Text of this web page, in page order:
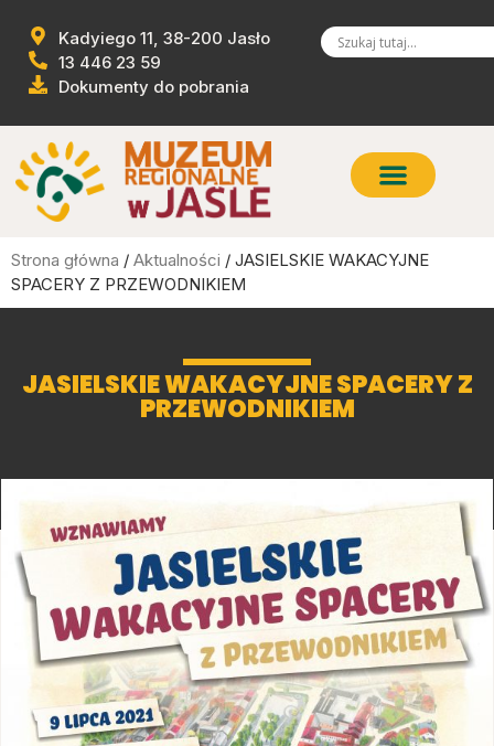
Kadyiego 11, 38-200 Jasło
13 446 23 59
Dokumenty do pobrania
Strona główna / Aktualności / JASIELSKIE WAKACYJNE
SPACERY Z PRZEWODNIKIEM
JASIELSKIE WAKACYJNE SPACERY Z
PRZEWODNIKIEM